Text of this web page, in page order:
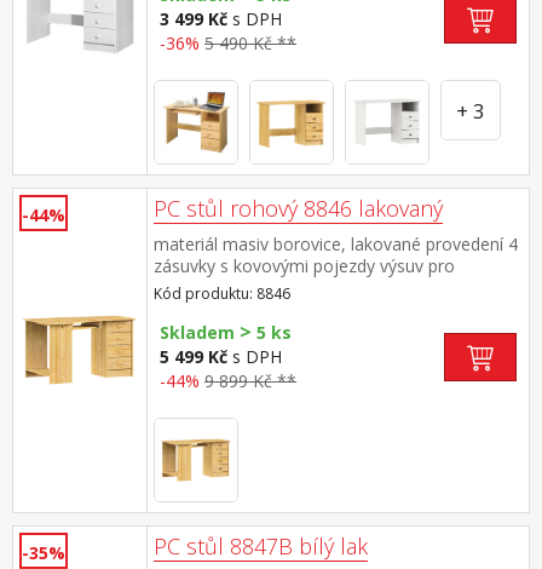
3 499 Kč s DPH
-36% 5 490 Kč **
+ 3
-44% PC stůl rohový 8846 lakovaný
materiál masiv borovice, lakované provedení 4
zásuvky s kovovými pojezdy výsuv pro
klávesnici je součástí dodávky (montáž výsuvu
volitelná)
Kód produktu: 8846
Skladem > 5 ks
5 499 Kč s DPH
-44% 9 899 Kč **
-35% PC stůl 8847B bílý lak